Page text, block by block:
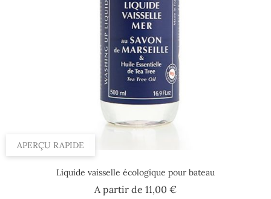
APERÇU RAPIDE
Liquide vaisselle écologique pour bateau
A partir de 11,00 €Prix